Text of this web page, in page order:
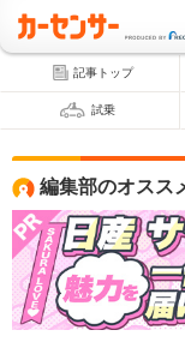
記事トップ
試乗
編集部のオスス